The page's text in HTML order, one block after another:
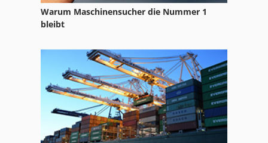
Ls 703
Tak 18
Warum Maschinensucher die Nummer 1
bleibt